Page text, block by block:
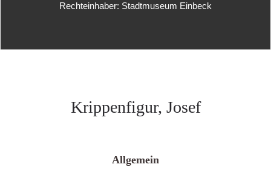
Rechteinhaber: Stadtmuseum Einbeck
Krippenfigur, Josef
Allgemein